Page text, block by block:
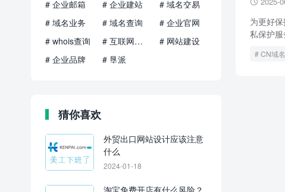

为更好
私保护
CN域
# 企业邮箱
# 企业建站
# 域名交易
# 域名业务
# 域名查询
# 企业官网
# whois查询
# 互联网品牌
# 网站建设
# 企业品牌
# 垦派
猜你喜欢
外贸出口网站设计应该注意
什么
2024-01-18
淘宝免费开店有什么风险？